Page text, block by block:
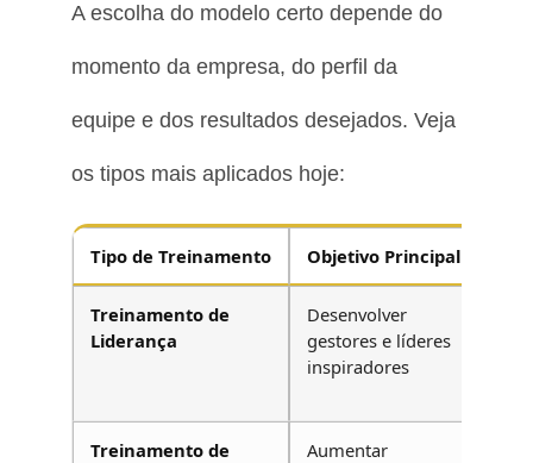
A escolha do modelo certo depende do
momento da empresa, do perfil da
equipe e dos resultados desejados. Veja
os tipos mais aplicados hoje:
Tipo de Treinamento Objetivo Principal
Treinamento de
Liderança
Desenvolver
gestores e líderes
inspiradores
Treinamento de Aumentar